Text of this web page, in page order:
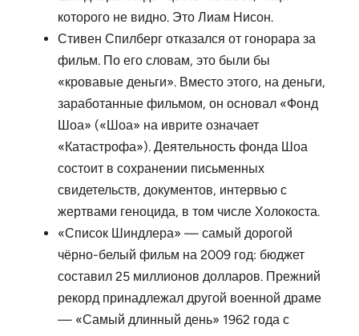
которого не видно. Это Лиам Нисон.
Стивен Спилберг отказался от гонорара за
фильм. По его словам, это были бы
«кровавые деньги». Вместо этого, на деньги,
заработанные фильмом, он основал «Фонд
Шоа» («Шоа» на иврите означает
«Катастрофа»). Деятельность фонда Шоа
состоит в сохранении письменных
свидетельств, документов, интервью с
жертвами геноцида, в том числе Холокоста.
«Список Шиндлера» — самый дорогой
чёрно-белый фильм на 2009 год: бюджет
составил 25 миллионов долларов. Прежний
рекорд принадлежал другой военной драме
— «Самый длинный день» 1962 года с